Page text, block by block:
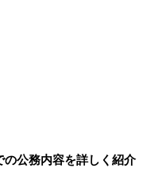
公務内容を詳しく紹介